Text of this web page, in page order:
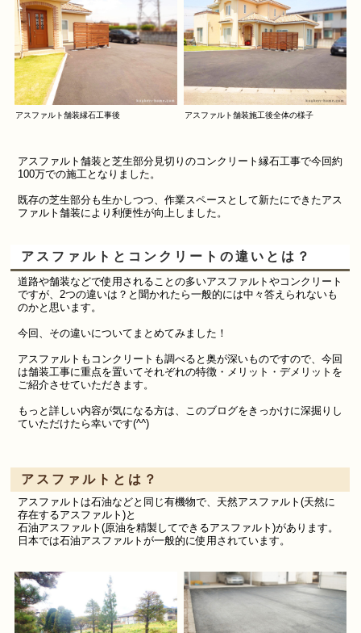
アスファルト舗装縁石工事後 アスファルト舗装施工後全体の様子
アスファルト舗装と芝生部分見切りのコンクリート縁石工事で今回約
100万での施工となりました。
既存の芝生部分も生かしつつ、作業スペースとして新たにできたアス
ファルト舗装により利便性が向上しました。
アスファルトとコンクリートの違いとは？
道路や舗装などで使用されることの多いアスファルトやコンクリート
ですが、2つの違いは？と聞かれたら一般的には中々答えられないも
のかと思います。
今回、その違いについてまとめてみました！
アスファルトもコンクリートも調べると奥が深いものですので、今回
は舗装工事に重点を置いてそれぞれの特徴・メリット・デメリットを
ご紹介させていただきます。
もっと詳しい内容が気になる方は、このブログをきっかけに深掘りし
ていただけたら幸いです(^^)
アスファルトとは？
アスファルトは石油などと同じ有機物で、 天然アスファルト(天然に
存在するアスファルト)と
石油アスファルト(原油を精製してできるアスファルト)があります。
日本では石油アスファルトが一般的に使用されています。